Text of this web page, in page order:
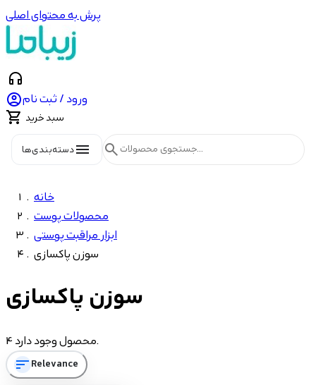
پرش به محتوای اصلی
headphones
ورود / ثبت نام
 سبد خرید
menuدسته‌بندی‌ها search
خانه
محصولات پوست
ابزار مراقبت پوستی
سوزن پاکسازی
تومان
سوزن پاکسازی
4 محصول وجود دارد.
sortRelevance